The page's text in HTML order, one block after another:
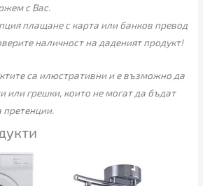
с Вас.
плащане с карта или банков превод
наличност на даденият продукт!
са илюстративни и е възможно да
или грешки, които не могат да бъдат
претенции.